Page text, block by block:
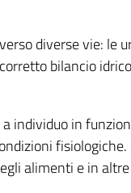
diverse vie: le
bilancio
individuo in
alimenti e in